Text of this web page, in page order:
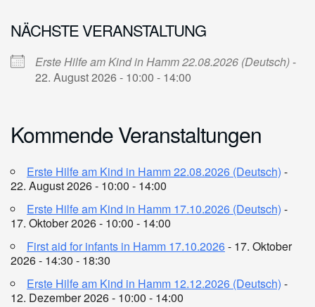
NÄCHSTE VERANSTALTUNG
Erste Hilfe am Kind in Hamm 22.08.2026 (Deutsch)-
22. August 2026 - 10:00 - 14:00
Kommende Veranstaltungen
Erste Hilfe am Kind in Hamm 22.08.2026 (Deutsch) -
22. August 2026 - 10:00 - 14:00
Erste Hilfe am Kind in Hamm 17.10.2026 (Deutsch) -
17. Oktober 2026 - 10:00 - 14:00
First aid for infants in Hamm 17.10.2026- 17. Oktober
2026 - 14:30 - 18:30
Erste Hilfe am Kind in Hamm 12.12.2026 (Deutsch) -
12. Dezember 2026 - 10:00 - 14:00